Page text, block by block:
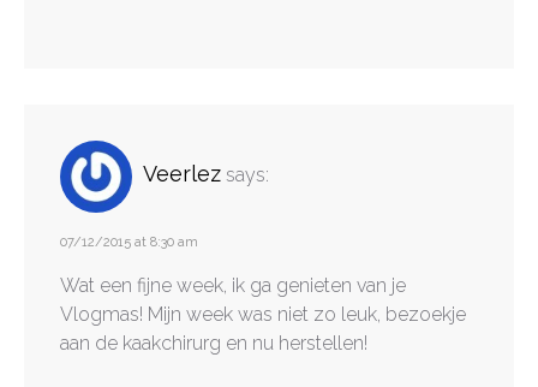
Veerlez says:
07/12/2015 at 8:30 am
Wat een fijne week, ik ga genieten van je
Vlogmas! Mijn week was niet zo leuk, bezoekje
aan de kaakchirurg en nu herstellen!